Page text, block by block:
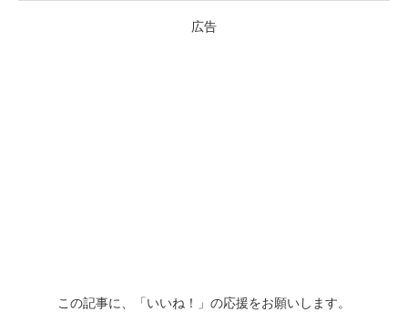
広告
この記事に、「いいね！」の応援をお願いします。